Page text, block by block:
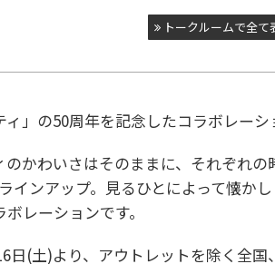
トークルームで全て
ィ」の50周年を記念したコラボレー
のかわいさはそのままに、それぞれ
インアップ。見るひとによって懐か
レーションです。
日(土)より、アウトレットを除く全